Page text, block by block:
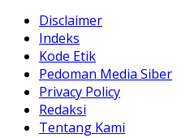
Disclaimer
Indeks
Kode Etik
Pedoman Media Siber
Privacy Policy
Redaksi
Tentang Kami